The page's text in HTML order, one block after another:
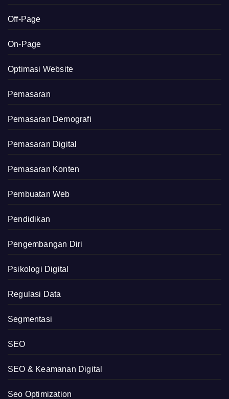
Off-Page
On-Page
Optimasi Website
Pemasaran
Pemasaran Demografi
Pemasaran Digital
Pemasaran Konten
Pembuatan Web
Pendidikan
Pengembangan Diri
Psikologi Digital
Regulasi Data
Segmentasi
SEO
SEO & Keamanan Digital
Seo Optimization